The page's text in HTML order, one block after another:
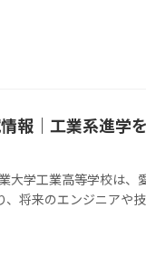
報｜工業系進学
大学工業高等学校は、
将来のエンジニアや